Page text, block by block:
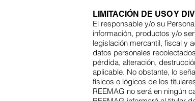
LIMITACIÓN DE USO Y
El responsable y/o su
información, productos y/o
legislación mercantil, fiscal y
datos personales
pérdida, alteración,
aplicable. No obstante, lo
físicos o lógicos de los
REEMAG no será en ningún